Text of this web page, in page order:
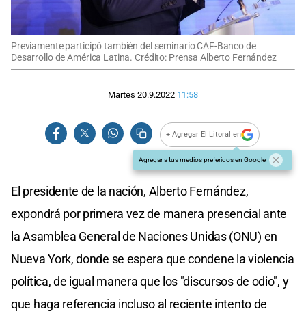
Previamente participó también del seminario CAF-Banco de
Desarrollo de América Latina. Crédito: Prensa Alberto Fernández
Martes 20.9.2022 11:58
+ Agregar El Litoral en
Agregar a tus medios preferidos en Google
El presidente de la nación, Alberto Fernández,
expondrá por primera vez de manera presencial ante
la Asamblea General de Naciones Unidas (ONU) en
Nueva York, donde se espera que condene la violencia
política, de igual manera que los "discursos de odio", y
que haga referencia incluso al reciente intento de